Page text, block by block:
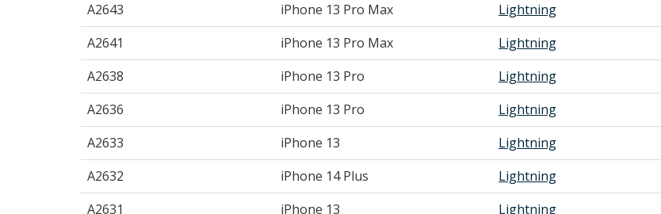
A2643
iPhone 13 Pro Max Lightning
A2641
iPhone 13 Pro Max Lightning
A2638
iPhone 13 Pro Lightning
A2636
iPhone 13 Pro Lightning
A2633
iPhone 13 Lightning
A2632
iPhone 14 Plus Lightning
A2631
iPhone 13 Lightning